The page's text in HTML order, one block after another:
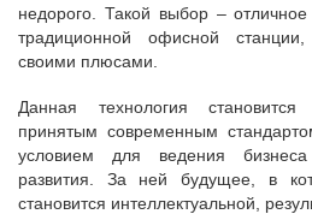
недорого. Такой выбор –
традиционной офисной
своими плюсами.
Данная технология
принятым современным
условием для ведения
развития. За ней будущее, в
становится интеллектуальной,